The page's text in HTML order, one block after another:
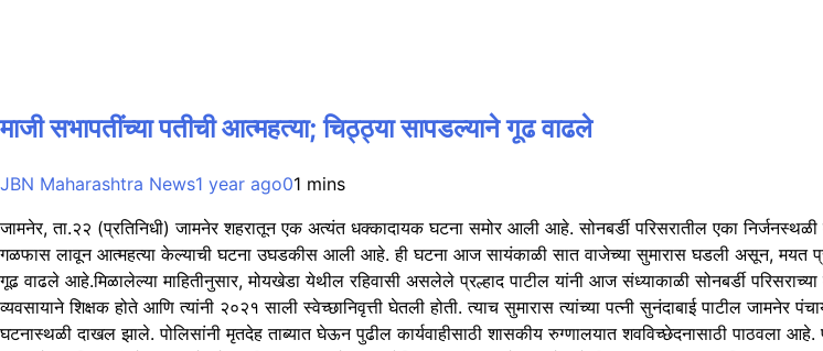
माजी सभापतींच्या पतीची आत्महत्या; चिठ्ठ्या सापडल्याने गूढ वाढले
JBN Maharashtra News1 year ago01 mins
जामनेर, ता.२२ (प्रतिनिधी) जामनेर शहरातून एक अत्यंत धक्कादायक घटना समोर आली आहे. सोनबर्डी परिसरातील एका निर्जनस्थळी
गळफास लावून आत्महत्या केल्याची घटना उघडकीस आली आहे. ही घटना आज सायंकाळी सात वाजेच्या सुमारास घडली असून, मयत
गूढ वाढले आहे.मिळालेल्या माहितीनुसार, मोयखेडा येथील रहिवासी असलेले प्रल्हाद पाटील यांनी आज संध्याकाळी सोनबर्डी
व्यवसायाने शिक्षक होते आणि त्यांनी २०२१ साली स्वेच्छानिवृत्ती घेतली होती. त्याच सुमारास त्यांच्या पत्नी सुनंदाबाई पाटील जामनेर
घटनास्थळी दाखल झाले. पोलिसांनी मृतदेह ताब्यात घेऊन पुढील कार्यवाहीसाठी शासकीय रुग्णालयात शवविच्छेदनासाठी पाठवला